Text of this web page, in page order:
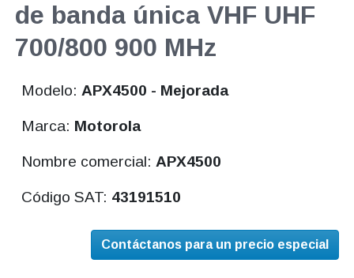
de banda única VHF UHF
700/800 900 MHz
Modelo:APX4500 - Mejorada
Marca: Motorola
Nombre comercial:APX4500
Código SAT: 43191510
Contáctanos para un precio especial